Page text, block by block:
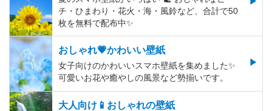
チ・ひまわり・花火・海・風鈴など、合計で50
枚を無料で配布中✨
おしゃれ💗かわいい壁紙
女子向けのかわいいスマホ壁紙を集めました✨
可愛いお花や癒やしの風景など勢揃いです。
大人向け📱おしゃれの壁紙